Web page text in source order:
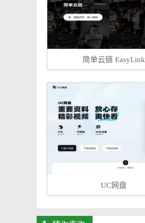
简单云链 EasyLink
UC网盘